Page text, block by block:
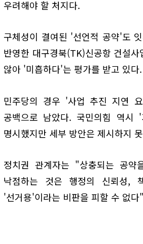
우려해야 할 처지다.
구체성이 결여된 '선언적 공약'도
반영한 대구경북(TK)신공항 건설
않아 '미흡하다'는 평가를 받고 있다.
민주당의 경우 '사업 추진 지연
공백으로 남았다. 국민의힘 역
명시했지만 세부 방안은 제시하지
정치권 관계자는 "상충되는 공
낙점하는 것은 행정의 신뢰성,
'선거용'이라는 비판을 피할 수 없